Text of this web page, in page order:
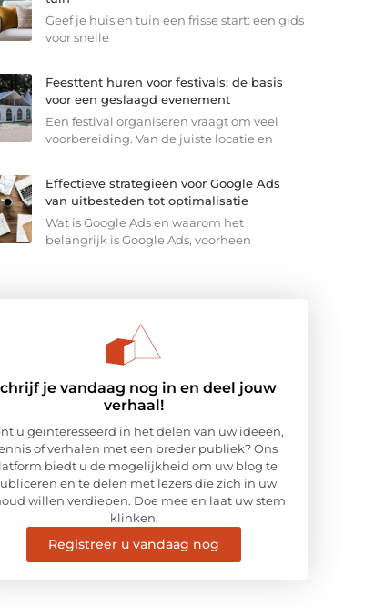
Geef je huis en tuin een frisse start: een gids
voor snelle
Feesttent huren voor festivals: de basis
voor een geslaagd evenement
Een festival organiseren vraagt om veel
voorbereiding. Van de juiste locatie en
Effectieve strategieën voor Google Ads
van uitbesteden tot optimalisatie
Wat is Google Ads en waarom het
belangrijk is Google Ads, voorheen
je vandaag nog in en deel jouw
verhaal!
u geïnteresseerd in het delen van uw ideeën,
of verhalen met een breder publiek? Ons
biedt u de mogelijkheid om uw blog te
en te delen met lezers die zich in uw
willen verdiepen. Doe mee en laat uw stem
klinken.
Registreer u vandaag nog